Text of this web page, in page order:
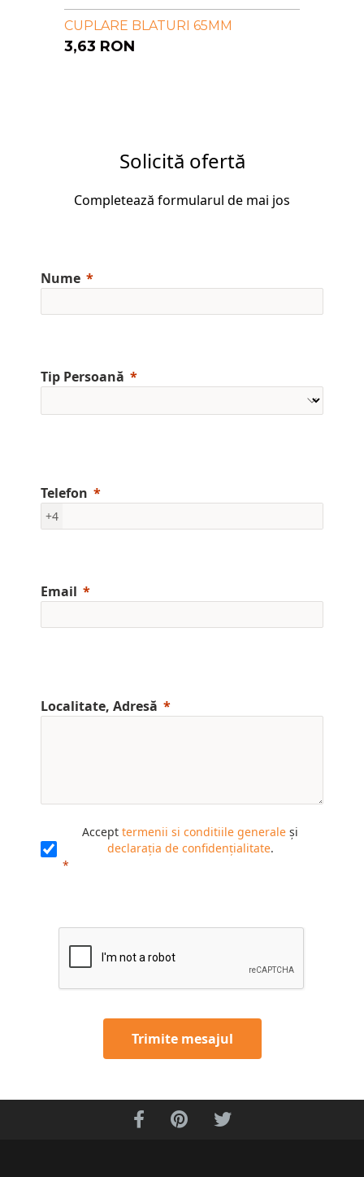
CUPLARE BLATURI 65MM
3,63 RON
Solicită ofertă
Completează formularul de mai jos
Nume
Tip Persoană
Telefon
+4
Email
Localitate, Adresă
Accept termenii si conditiile generale și
declarația de confidențialitate.
Trimite mesajul